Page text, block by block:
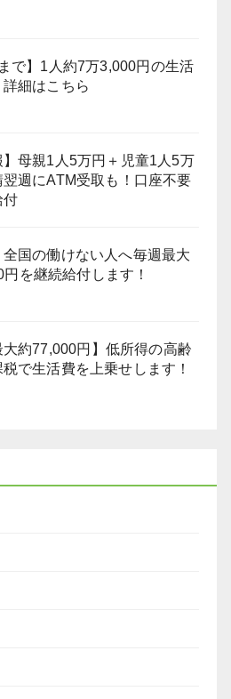
で】1人約7万3,000円の生活
細はこちら
】母親1人5万円＋児童1人5万
翌週にATM受取も！口座不要
付
全国の働けない人へ毎週最大
を継続給付します！
大約77,000円】低所得の高齢
で生活費を上乗せします！